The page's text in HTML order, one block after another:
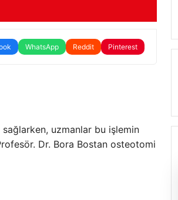
WhatsApp Reddit Pinterest
uzmanlar bu işlemin
Dr. Bora Bostan osteotomi